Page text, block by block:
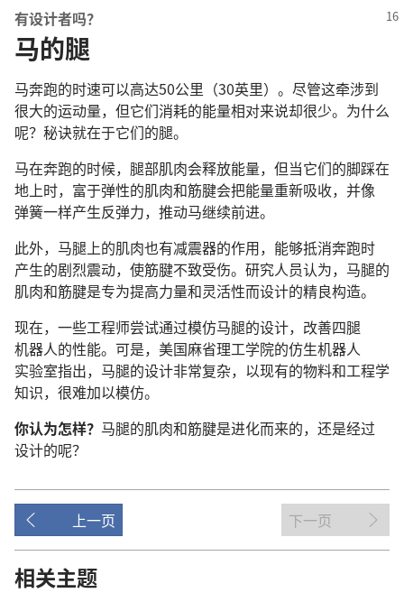
有设计者吗？
马的腿
马奔跑的时速可以高达50公里 （30英里）。 尽管这牵涉到
很大的运动量， 但它们消耗的能量相对来说却很少。 为什么
呢？ 秘诀就在于它们的腿。
马在奔跑的时候， 腿部肌肉会释放能量， 但当它们的脚踩在
地上时， 富于弹性的肌肉和筋腱会把能量重新吸收， 并像
弹簧一样产生反弹力， 推动马继续前进。
此外， 马腿上的肌肉也有减震器的作用， 能够抵消奔跑时
产生的剧烈震动， 使筋腱不致受伤。 研究人员认为， 马腿的
肌肉和筋腱是专为提高力量和灵活性而设计的精良构造。
现在， 一些工程师尝试通过模仿马腿的设计， 改善四腿
机器人的性能。 可是， 美国麻省理工学院的仿生机器人
实验室指出， 马腿的设计非常复杂， 以现有的物料和工程学
知识， 很难加以模仿。
你认为怎样？ 马腿的肌肉和筋腱是进化而来的， 还是经过
设计的呢？
上一页 下一页
相关主题